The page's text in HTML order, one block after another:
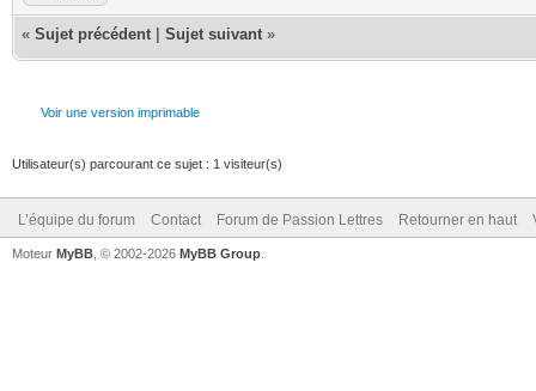
« Sujet précédent Sujet suivant »
Voir une version imprimable
Utilisateur(s) parcourant ce sujet : 1 visiteur(s)
L’équipe du forum Contact Forum de Passion Lettres Retourner en haut
Moteur MyBB , © 2002-2026 MyBB Group